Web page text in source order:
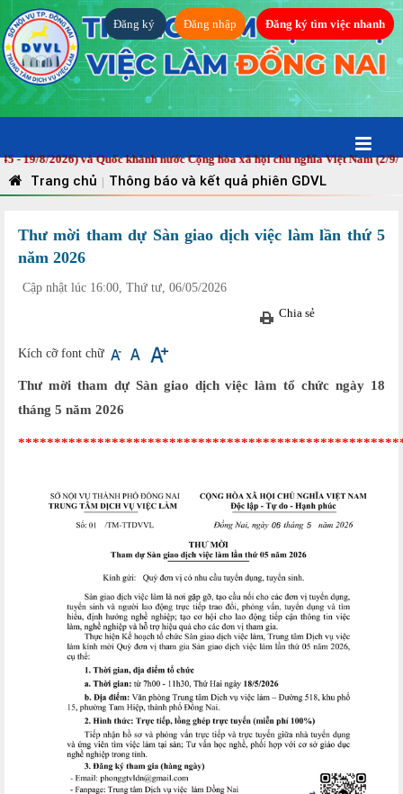
Đăng ký Đăng nhập Đăng ký tìm việc nhanh
2026) và Quốc khánh nước Cộng hòa xã hội chủ nghĩa Việt Nam (2/9/
Trang chủ | Thông báo và kết quả phiên GDVL
Thư mời tham dự Sàn giao dịch việc làm lần thứ 5
năm 2026
Cập nhật lúc 16:00, Thứ tư, 06/05/2026
Chia sẻ
Kích cỡ font chữ
Thư mời tham dự Sàn giao dịch việc làm tổ chức ngày 18
tháng 5 năm 2026